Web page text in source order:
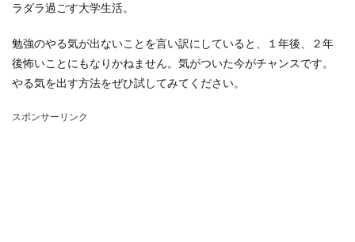
ラダラ過ごす大学生活。
勉強のやる気が出ないことを言い訳にしていると、１年後、２年
後怖いことにもなりかねません。気がついた今がチャンスです。
やる気を出す方法をぜひ試してみてください。
スポンサーリンク